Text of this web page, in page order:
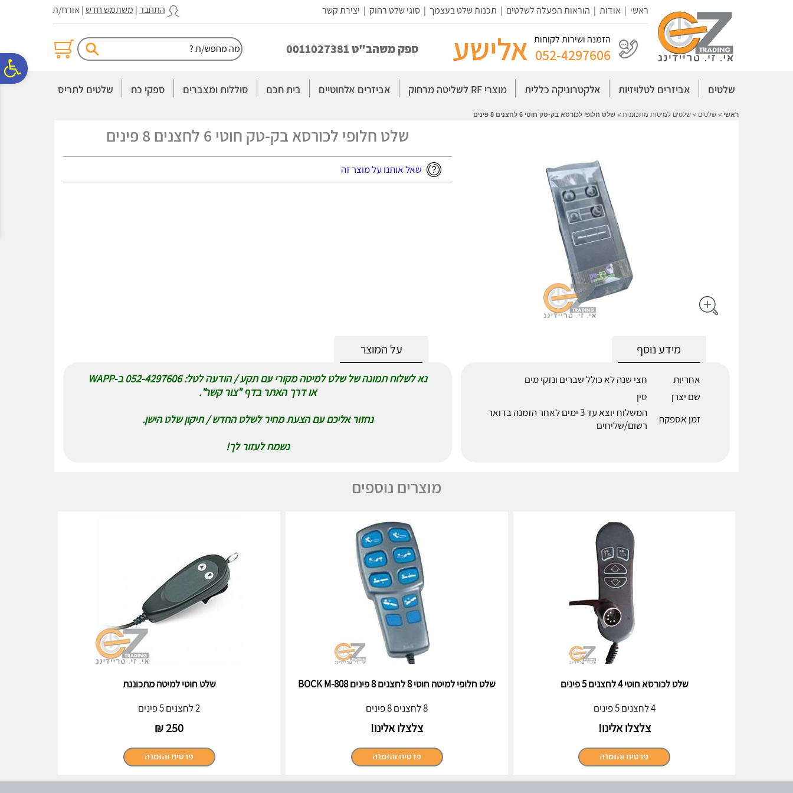
נגישות
אתר
המרכזי
ראשי | אודות | הוראות הפעלה לשלטים | תכנות שלט בעצמך |סוגי שלט רחוק | יצירת קשר התחבר| משתמש חדש| אורח/ת
הזמנה ושירות לקוחות
052-4297606 אלישע ספק משהב"ט 0011027381
שלטים אביזרים לטלויזיות אלקטרוניקה כללית מוצרי RF לשליטה מרחוק אביזרים אלחוטיים בית חכם סוללות ומצברים ספקי כח שלטים לתריס
ראשי > שלטים > שלטים למיטות מתכוננות > שלט חלופי לכורסא בק-טק חוטי 6 לחצנים 8 פינים
שלט חלופי לכורסא בק-טק חוטי 6 לחצנים 8 פינים
שאל אותנו על מוצר זה
על המוצר
נא לשלוח תמונה של שלט למיטה מקורי עם תקע / הודעה לטל: 052-4297606 ב-WAPP
או דרך האתר בדף "צור קשר".
נחזור אליכם עם הצעת מחיר לשלט החדש / תיקון שלט הישן.
נשמח לעזור לך!
מידע נוסף
אחריות
חצי שנה לא כולל שברים ונזקי מים
שם יצרן
סין
זמן אספקה
המשלוח יוצא עד 3 ימים לאחר הזמנה בדואר
רשום/שליחים
מוצרים נוספים
שלט לכורסא חוטי 4 לחצנים 5 פינים
4 לחצנים 5 פינים
צלצלו אלינו!
שלט חלופי למיטה חוטי 8 לחצנים 8 פינים BOCK M-808‏
8 לחצנים 8 פינים
צלצלו אלינו!
שלט חוטי למיטה מתכוננת
2 לחצנים 5 פינים
250
₪